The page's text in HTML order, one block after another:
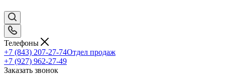
Телефоны
+7 (843) 207-27-74Отдел продаж
+7 (927) 962-27-49
Заказать звонок